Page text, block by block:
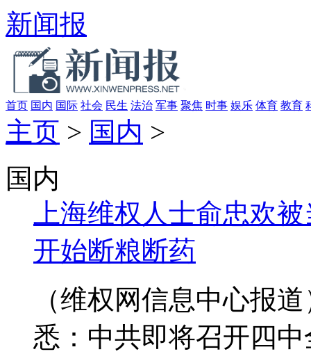
新闻报
首页 国内 国际 社会 民生 法治 军事 聚焦 时事 娱乐 体育 教育
主页 > 国内 >
国内
上海维权人士俞忠欢
开始断粮断药
（维权网信息中心报
悉：中共即将召开四